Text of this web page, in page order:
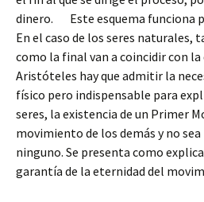
dinero. Este esquema funciona
En el caso de los seres naturales,
como la final van a coincidir
Aristóteles hay que admitir la
físico pero indispensable para
seres, la existencia de un Primer
movimiento de los demás y no
ninguno. Se presenta como
garantía de la eternidad del